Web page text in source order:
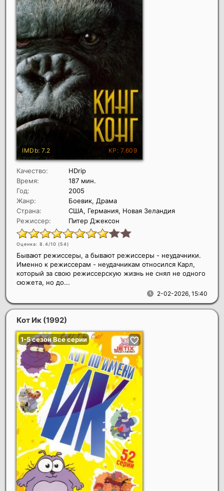
Качество:
HDrip
Время:
187 мин.
Год:
2005
Жанр:
Боевик, Драма
Страна:
США, Германия, Новая Зеландия
Режиссер:
Питер Джексон
Оценка: 8.4/10 (54)
2-02-2026, 15:40
Бывают режиссеры, а бывают режиссеры - неудачники.
Именно к режиссерам - неудачникам относился Карл,
который за свою режиссерскую жизнь не снял не одного
сюжета, но до...
Кот Ик (1992)